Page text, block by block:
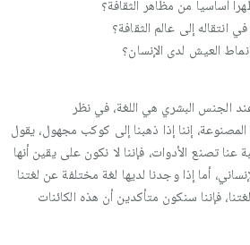
أساسيا من مظاهر الثقافة؟
إلى عالم الثقافة؟
العيش لدى الإنسان؟
عند الجنس البشري هي اللغة، في نظر
إننا إذا ذهبنا إلى كوكب مجهول، يقول
تصنع الأدوات، فإننا لا نكون على يقين أنها
أما إذا وجدنا لديها لغة مختلفة عن لغتنا
فإننا سنكون متأكدين أن هذه الكائنات